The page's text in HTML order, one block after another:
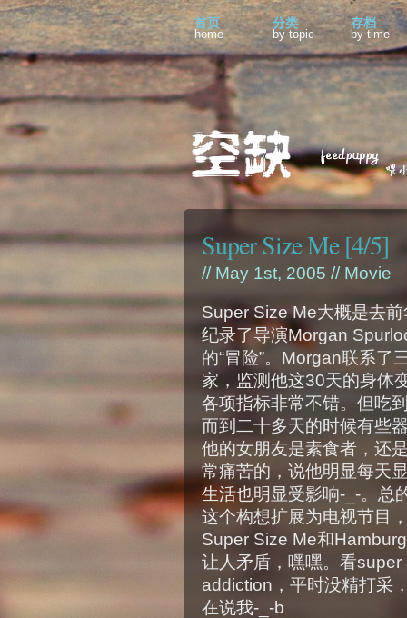
首页
home
分类
by topic
存档
by time
Super Size Me [4/5]
// May 1st, 2005 // Movie
Super Size Me大概是去
纪录了导演Morgan
的“冒险”。Morgan联系了
家，监测他这30天的身体
各项指标非常不错。但吃
而到二十多天的时候有些
他的女朋友是素食者，还
常痛苦的，说他明显每天
生活也明显受影响-_-。总
这个构想扩展为电视节目
Super Size Me和
让人矛盾，嘿嘿。看
addiction，平时没精打采
在说我-_-b